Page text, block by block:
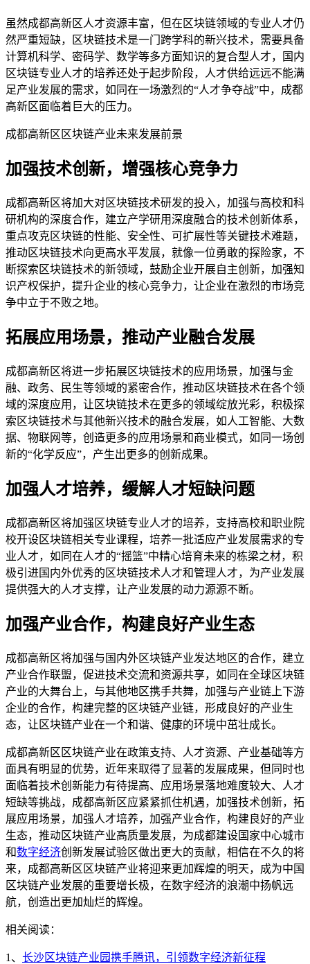
虽然成都高新区人才资源丰富，但在区块链领域的专业人才仍
然严重短缺，区块链技术是一门跨学科的新兴技术，需要具备
计算机科学、密码学、数学等多方面知识的复合型人才，国内
区块链专业人才的培养还处于起步阶段，人才供给远远不能满
足产业发展的需求，如同在一场激烈的“人才争夺战”中，成都
高新区面临着巨大的压力。
成都高新区区块链产业未来发展前景
加强技术创新，增强核心竞争力
成都高新区将加大对区块链技术研发的投入，加强与高校和科
研机构的深度合作，建立产学研用深度融合的技术创新体系，
重点攻克区块链的性能、安全性、可扩展性等关键技术难题，
推动区块链技术向更高水平发展，就像一位勇敢的探险家，不
断探索区块链技术的新领域，鼓励企业开展自主创新，加强知
识产权保护，提升企业的核心竞争力，让企业在激烈的市场竞
争中立于不败之地。
拓展应用场景，推动产业融合发展
成都高新区将进一步拓展区块链技术的应用场景，加强与金
融、政务、民生等领域的紧密合作，推动区块链技术在各个领
域的深度应用，让区块链技术在更多的领域绽放光彩，积极探
索区块链技术与其他新兴技术的融合发展，如人工智能、大数
据、物联网等，创造更多的应用场景和商业模式，如同一场创
新的“化学反应”，产生出更多的创新成果。
加强人才培养，缓解人才短缺问题
成都高新区将加强区块链专业人才的培养，支持高校和职业院
校开设区块链相关专业课程，培养一批适应产业发展需求的专
业人才，如同在人才的“摇篮”中精心培育未来的栋梁之材，积
极引进国内外优秀的区块链技术人才和管理人才，为产业发展
提供强大的人才支撑，让产业发展的动力源源不断。
加强产业合作，构建良好产业生态
成都高新区将加强与国内外区块链产业发达地区的合作，建立
产业合作联盟，促进技术交流和资源共享，如同在全球区块链
产业的大舞台上，与其他地区携手共舞，加强与产业链上下游
企业的合作，构建完整的区块链产业链，形成良好的产业生
态，让区块链产业在一个和谐、健康的环境中茁壮成长。
成都高新区区块链产业在政策支持、人才资源、产业基础等方
面具有明显的优势，近年来取得了显著的发展成果，但同时也
面临着技术创新能力有待提高、应用场景落地难度较大、人才
短缺等挑战，成都高新区应紧紧抓住机遇，加强技术创新，拓
展应用场景，加强人才培养，加强产业合作，构建良好的产业
生态，推动区块链产业高质量发展，为成都建设国家中心城市
和数字经济创新发展试验区做出更大的贡献，相信在不久的将
来，成都高新区区块链产业将迎来更加辉煌的明天，成为中国
区块链产业发展的重要增长极，在数字经济的浪潮中扬帆远
航，创造出更加灿烂的辉煌。
相关阅读：
1、 长沙区块链产业园携手腾讯，引领数字经济新征程